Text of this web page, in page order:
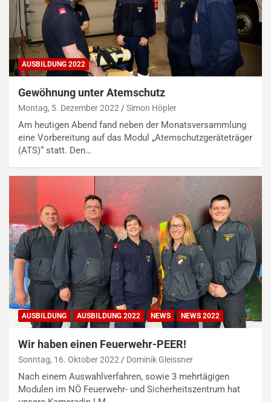
AUSBILDUNG 2022
Gewöhnung unter Atemschutz
Montag, 5. Dezember 2022 Simon Höpler
Am heutigen Abend fand neben der Monatsversammlung
eine Vorbereitung auf das Modul „Atemschutzgeräteträger
(ATS)“ statt. Den…
AUSBILDUNG AUSBILDUNG 2022 NEWS NEWS 2022
Wir haben einen Feuerwehr-PEER!
Sonntag, 16. Oktober 2022 Dominik Gleissner
Nach einem Auswahlverfahren, sowie 3 mehrtägigen
Modulen im NÖ Feuerwehr- und Sicherheitszentrum hat